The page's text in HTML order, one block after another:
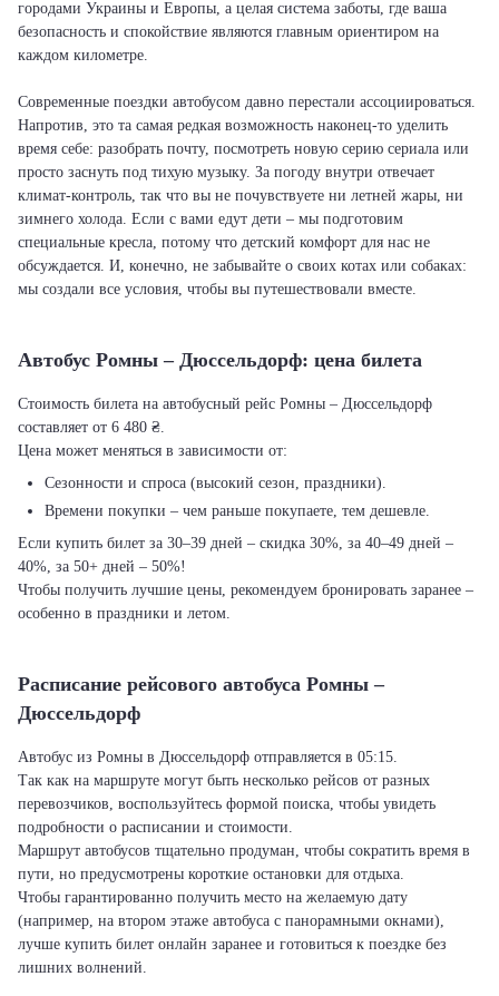
городами Украины и Европы, а целая система заботы, где ваша
безопасность и спокойствие являются главным ориентиром на
каждом километре.
Современные поездки автобусом давно перестали ассоциироваться.
Напротив, это та самая редкая возможность наконец-то уделить
время себе: разобрать почту, посмотреть новую серию сериала или
просто заснуть под тихую музыку. За погоду внутри отвечает
климат-контроль, так что вы не почувствуете ни летней жары, ни
зимнего холода. Если с вами едут дети – мы подготовим
специальные кресла, потому что детский комфорт для нас не
обсуждается. И, конечно, не забывайте о своих котах или собаках:
мы создали все условия, чтобы вы путешествовали вместе.
Автобус Ромны – Дюссельдорф: цена билета
Стоимость билета на автобусный рейс Ромны – Дюссельдорф
составляет от 6 480 ₴.
Цена может меняться в зависимости от:
Сезонности и спроса (высокий сезон, праздники).
Времени покупки – чем раньше покупаете, тем дешевле.
Если купить билет за 30–39 дней – скидка 30%, за 40–49 дней –
40%, за 50+ дней – 50%!
Чтобы получить лучшие цены, рекомендуем бронировать заранее –
особенно в праздники и летом.
Расписание рейсового автобуса Ромны –
Дюссельдорф
Автобус из Ромны в Дюссельдорф отправляется в 05:15.
Так как на маршруте могут быть несколько рейсов от разных
перевозчиков, воспользуйтесь формой поиска, чтобы увидеть
подробности о расписании и стоимости.
Маршрут автобусов тщательно продуман, чтобы сократить время в
пути, но предусмотрены короткие остановки для отдыха.
Чтобы гарантированно получить место на желаемую дату
(например, на втором этаже автобуса с панорамными окнами),
лучше купить билет онлайн заранее и готовиться к поездке без
лишних волнений.